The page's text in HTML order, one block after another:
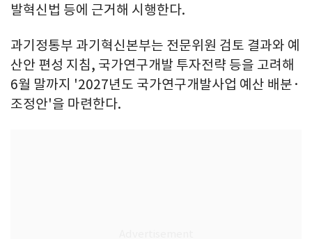
발혁신법 등에 근거해 시행한다.
과기정통부 과기혁신본부는 전문위원 검토 결과와 예
산안 편성 지침, 국가연구개발 투자전략 등을 고려해
6월 말까지 '2027년도 국가연구개발사업 예산 배분·
조정안'을 마련한다.